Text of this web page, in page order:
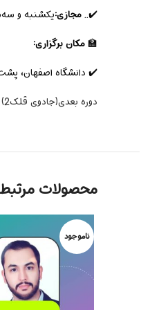
✔️..مجازی:یکشنبه و سه‌شنبه
🏫مکان برگزاری:
✔️ دانشگاه اصفهان،
دوره بعدی(جادوی قلک2)
محصولات مرتبط
ناموجود